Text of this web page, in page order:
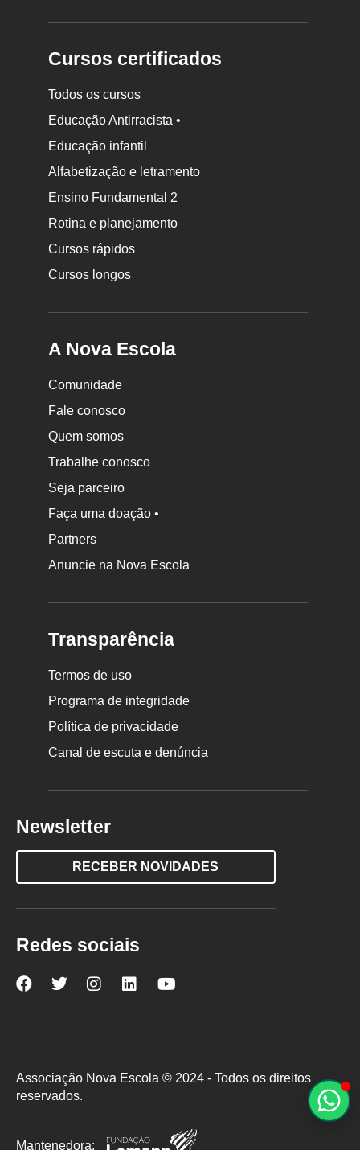
Cursos certificados
Todos os cursos
Educação Antirracista •
Educação infantil
Alfabetização e letramento
Ensino Fundamental 2
Rotina e planejamento
Cursos rápidos
Cursos longos
A Nova Escola
Comunidade
Fale conosco
Quem somos
Trabalhe conosco
Seja parceiro
Faça uma doação •
Partners
Anuncie na Nova Escola
Transparência
Termos de uso
Programa de integridade
Política de privacidade
Canal de escuta e denúncia
Newsletter
RECEBER NOVIDADES
Redes sociais
Nova
Facebook
Nova
Twitter
Nova
Instagram
Nova
LinkedInYouTube
Associação Nova Escola © 2024 - Todos os direitos
reservados.
Mantenedora: